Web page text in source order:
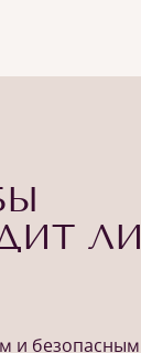
и безопасным